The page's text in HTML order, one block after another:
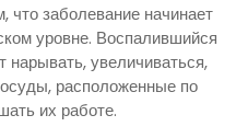
что заболевание начинает
уровне. Воспалившийся
увеличиваться,
расположенные по
их работе.